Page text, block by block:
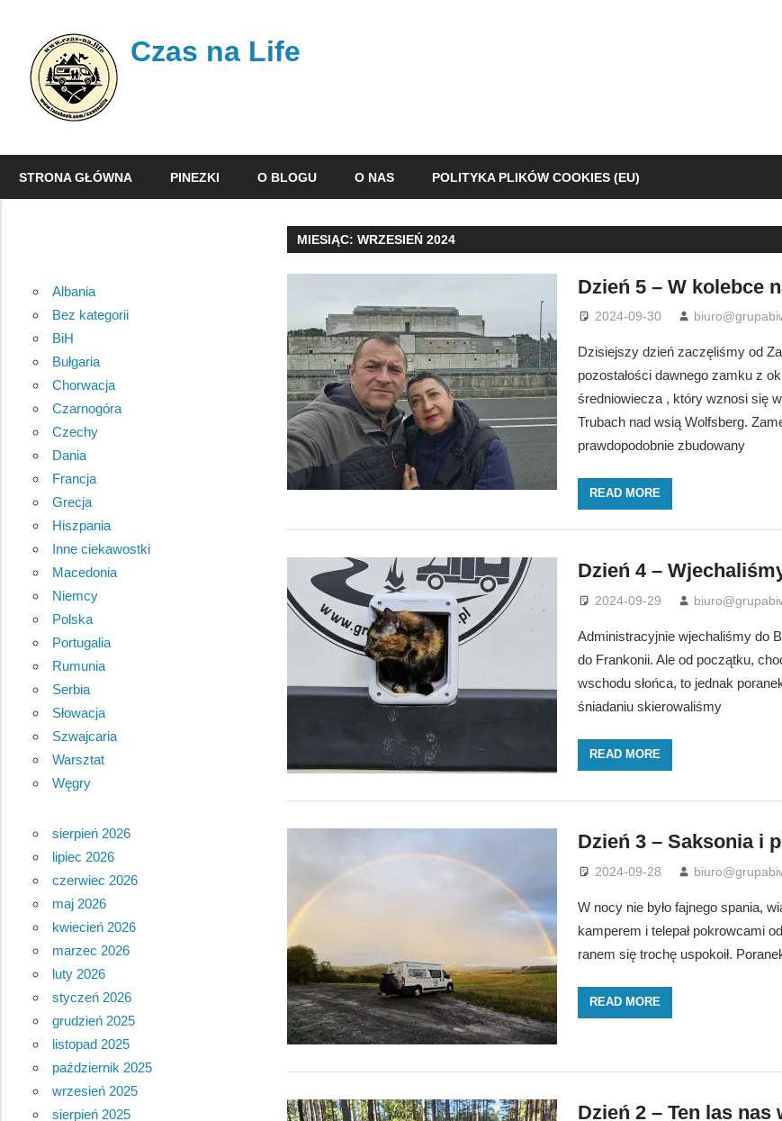
content
Czas na Life
nasz
STRONA GŁÓWNA PINEZKI O BLOGU O NAS POLITYKA PLIKÓW COOKIES (EU)
MIESIĄC:WRZESIEŃ 2024
Dzień 5 – W kolebce
2024-09-30
Dzisiejszy dzień zaczęliśmy od
pozostałości dawnego zamku z
średniowiecza , który wznosi się
Trubach nad wsią Wolfsberg.
prawdopodobnie zbudowany
READ MORE
Dzień 4 –
2024-09-29
Administracyjnie wjechaliśmy do
do Frankonii. Ale od początku,
wschodu słońca, to jednak
śniadaniu skierowaliśmy
READ MORE
Dzień 3 – Saksonia i
2024-09-28
W nocy nie było fajnego spania,
kamperem i telepał pokrowcami
ranem się trochę uspokoił.
READ MORE
Dzień 2 – Ten las nas
Albania
Bez kategorii
BiH
Bułgaria
Chorwacja
Czarnogóra
Czechy
Dania
Francja
Grecja
Hiszpania
Inne ciekawostki
Macedonia
Niemcy
Polska
Portugalia
Rumunia
Serbia
Słowacja
Szwajcaria
Warsztat
Węgry
sierpień 2026
lipiec 2026
czerwiec 2026
maj 2026
kwiecień 2026
marzec 2026
luty 2026
styczeń 2026
grudzień 2025
listopad 2025
październik 2025
wrzesień 2025
sierpień 2025